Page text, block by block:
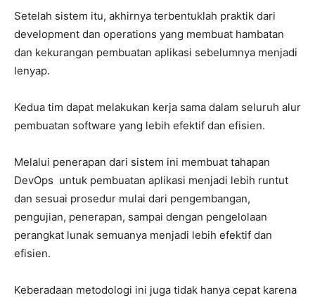
Setelah sistem itu, akhirnya terbentuklah praktik dari
development dan operations yang membuat hambatan
dan kekurangan pembuatan aplikasi sebelumnya menjadi
lenyap.
Kedua tim dapat melakukan kerja sama dalam seluruh alur
pembuatan software yang lebih efektif dan efisien.
Melalui penerapan dari sistem ini membuat tahapan
DevOps untuk pembuatan aplikasi menjadi lebih runtut
dan sesuai prosedur mulai dari pengembangan,
pengujian, penerapan, sampai dengan pengelolaan
perangkat lunak semuanya menjadi lebih efektif dan
efisien.
Keberadaan metodologi ini juga tidak hanya cepat karena